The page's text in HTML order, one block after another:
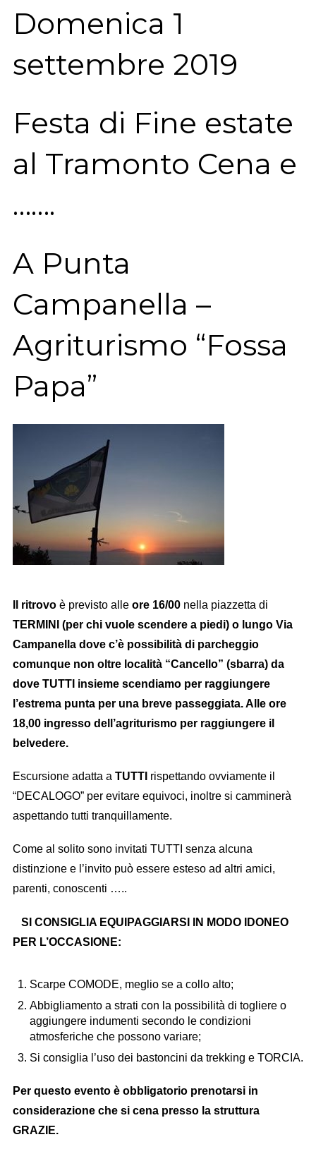
Domenica 1
settembre 2019
Festa di Fine estate
al Tramonto Cena e
…….
A Punta
Campanella –
Agriturismo “Fossa
Papa”
Il ritrovoè previsto alle ore 16/00 nella piazzetta di
TERMINI (per chi vuole scendere a piedi) o lungo Via
Campanella dove c’è possibilità di parcheggio
comunque non oltre località “Cancello” (sbarra) da
dove TUTTI insieme scendiamo per raggiungere
l’estrema punta per una breve passeggiata. Alle ore
18,00 ingresso dell’agriturismo per raggiungere il
belvedere.
Escursione adatta a TUTTI rispettando ovviamente il
“DECALOGO” per evitare equivoci, inoltre si camminerà
aspettando tutti tranquillamente.
Come al solito sono invitati TUTTI senza alcuna
distinzione e l’invito può essere esteso ad altri amici,
parenti, conoscenti …..
SI CONSIGLIA EQUIPAGGIARSI IN MODO IDONEO
PER L’OCCASIONE:
Scarpe COMODE, meglio se a collo alto;
Abbigliamento a strati con la possibilità di togliere o
aggiungere indumenti secondo le condizioni
atmosferiche che possono variare;
Si consiglia l’uso dei bastoncini da trekking e TORCIA.
Per questo evento è obbligatorio prenotarsi in
considerazione che si cena presso la struttura
GRAZIE.